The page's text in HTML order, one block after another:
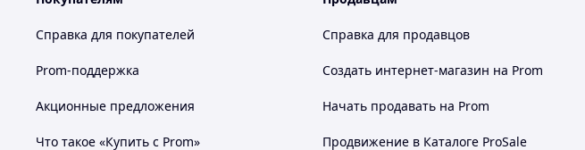
Справка для покупателей
Prom-поддержка
Акционные предложения
Что такое «Купить с Prom»
Справка для продавцов
Создать интернет-магазин на Prom
Начать продавать на Prom
Продвижение в Каталоге ProSale